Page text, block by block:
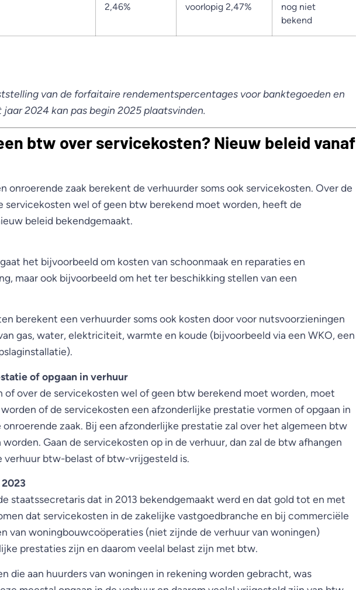
2,46% voorlopig 2,47%
nog niet
bekend
van de forfaitaire rendementspercentages voor banktegoeden en
2024 kan pas begin 2025 plaatsvinden.
btw over servicekosten? Nieuw beleid vanaf
onroerende zaak berekent de verhuurder soms ook servicekosten. Over de
servicekosten wel of geen btw berekend moet worden, heeft de
beleid bekendgemaakt.
het bijvoorbeeld om kosten van schoonmaak en reparaties en
maar ook bijvoorbeeld om het ter beschikking stellen van een
berekent een verhuurder soms ook kosten door voor nutsvoorzieningen
gas, water, elektriciteit, warmte en koude (bijvoorbeeld via een WKO, een
of opgaan in verhuur
of over de servicekosten wel of geen btw berekend moet worden, moet
of de servicekosten een afzonderlijke prestatie vormen of opgaan in
onroerende zaak. Bij een afzonderlijke prestatie zal over het algemeen btw
Gaan de servicekosten op in de verhuur, dan zal de btw afhangen
verhuur btw-belast of btw-vrijgesteld is.
staatssecretaris dat in 2013 bekendgemaakt werd en dat gold tot en met
dat servicekosten in de zakelijke vastgoedbranche en bij commerciële
van woningbouwcoöperaties (niet zijnde de verhuur van woningen)
prestaties zijn en daarom veelal belast zijn met btw.
die aan huurders van woningen in rekening worden gebracht, was